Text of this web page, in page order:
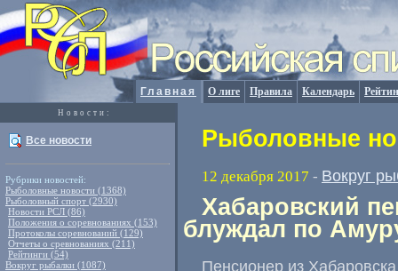
Главная О лиге Правила Календарь
Новости:
Все новости
Рубрики новостей:
Рыболовные новости (1368)
Рыболовный спорт (2930)
Новости РСЛ (86)
Положения о соревнованиях (153)
Протоколы соревнований (129)
Отчеты о сревнованиях (211)
Рейтинги (54)
Вокруг рыбалки (1087)
Рыболовные
12 декабря 2017 - Вокруг
Хабаровский
блуждал по
Пенсионер из